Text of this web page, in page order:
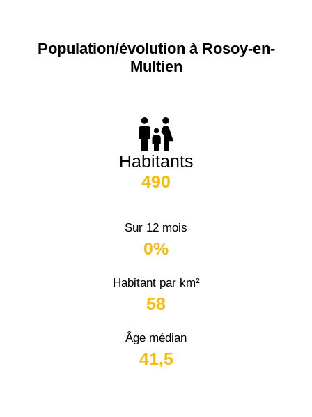
Population/évolution à Rosoy-en-
Multien
Habitants
490
Sur 12 mois
0%
Habitant par km²
58
Âge médian
41,5